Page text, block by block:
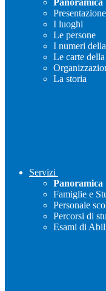
Panoramica
Presentazione
I luoghi
Le persone
I numeri
Le carte
La storia
Servizi
Panoramica
Famiglie e
Personale
Percorsi di
Esami di